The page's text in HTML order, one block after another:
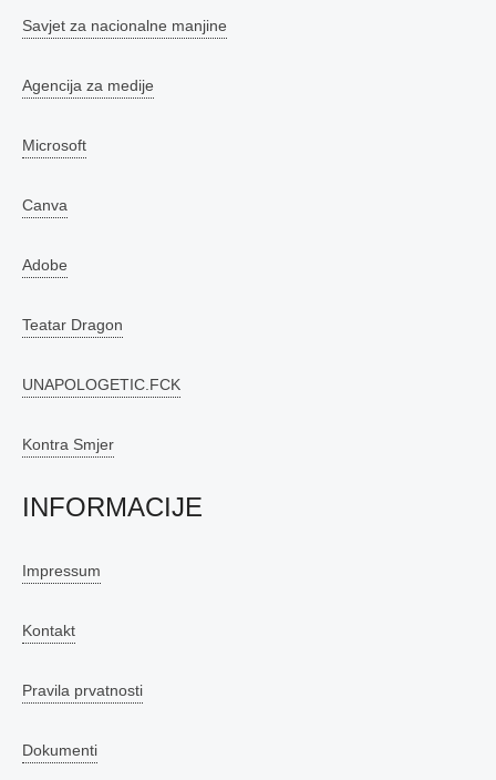
Savjet za nacionalne manjine
Agencija za medije
Microsoft
Canva
Adobe
Teatar Dragon
UNAPOLOGETIC.FCK
Kontra Smjer
INFORMACIJE
Impressum
Kontakt
Pravila prvatnosti
Dokumenti